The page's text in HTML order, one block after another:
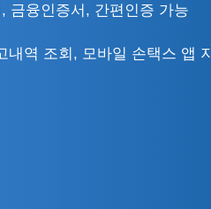
금융인증서, 간편인증 가능
내역 조회, 모바일 손택스 앱